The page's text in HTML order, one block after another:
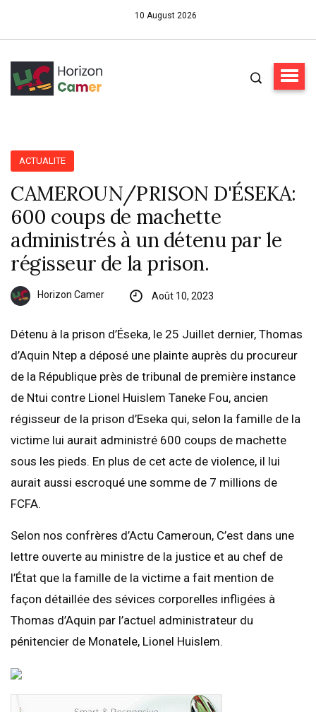
10 August 2026
ACTUALITE
CAMEROUN/PRISON D'ÉSEKA:
600 coups de machette
administrés à un détenu par le
régisseur de la prison.
Horizon Camer Août 10, 2023
Détenu à la prison d’Éseka, le 25 Juillet dernier, Thomas
d’Aquin Ntep a déposé une plainte auprès du procureur
de la République près de tribunal de première instance
de Ntui contre Lionel Huislem Taneke Fou, ancien
régisseur de la prison d’Eseka qui, selon la famille de la
victime lui aurait administré 600 coups de machette
sous les pieds. En plus de cet acte de violence, il lui
aurait aussi escroqué une somme de 7 millions de
FCFA.
Selon nos confrères d’Actu Cameroun, C’est dans une
lettre ouverte au ministre de la justice et au chef de
l’État que la famille de la victime a fait mention de
façon détaillée des sévices corporelles infligées à
Thomas d’Aquin par l’actuel administrateur du
pénitencier de Monatele, Lionel Huislem.